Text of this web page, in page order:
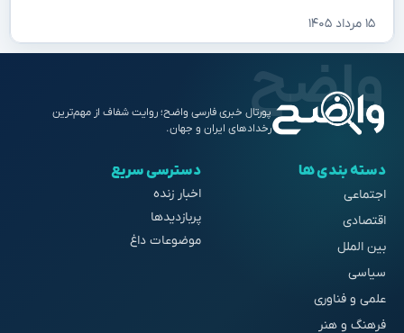
۱۵ مرداد ۱۴۰۵
پورتال خبری فارسی واضح؛ روایت شفاف از مهم‌ترین
رخدادهای ایران و جهان.
دسته بندی ها
اجتماعی
اقتصادی
بین الملل
سیاسی
علمی و فناوری
فرهنگ و هنر
دسترسی سریع
اخبار زنده
پربازدیدها
موضوعات داغ